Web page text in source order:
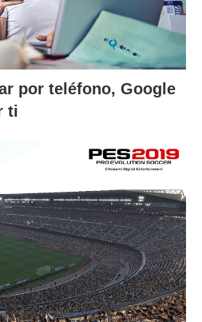
por teléfono, Google
ti